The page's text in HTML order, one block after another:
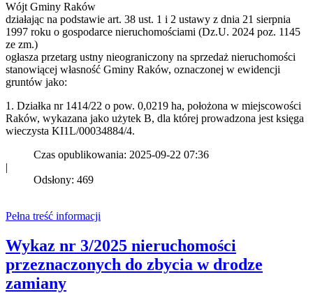
Wójt Gminy Raków
działając na podstawie art. 38 ust. 1 i 2 ustawy z dnia 21 sierpnia
1997 roku o gospodarce nieruchomościami (Dz.U. 2024 poz. 1145
ze zm.)
ogłasza przetarg ustny nieograniczony na sprzedaż nieruchomości
stanowiącej własność Gminy Raków, oznaczonej w ewidencji
gruntów jako:
1. Działka nr 1414/22 o pow. 0,0219 ha, położona w miejscowości
Raków, wykazana jako użytek B, dla której prowadzona jest księga
wieczysta KI1L/00034884/4.
Czas opublikowania: 2025-09-22 07:36
|
Odsłony: 469
Pełna treść informacji
Wykaz nr 3/2025 nieruchomości
przeznaczonych do zbycia w drodze
zamiany